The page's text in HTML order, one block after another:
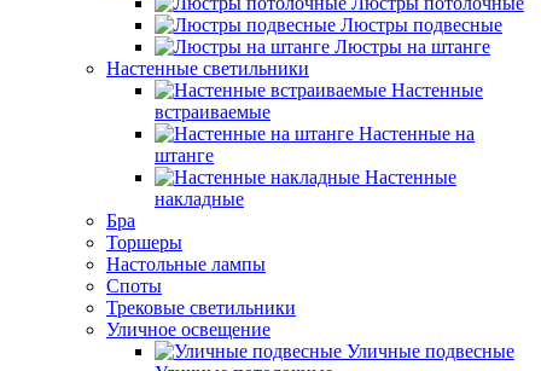
Люстры подвесные
Люстры на штанге
Настенные светильники
Настенные
встраиваемые
Настенные на
штанге
Настенные
накладные
Бра
Торшеры
Настольные лампы
Споты
Трековые светильники
Уличное освещение
Уличные подвесные